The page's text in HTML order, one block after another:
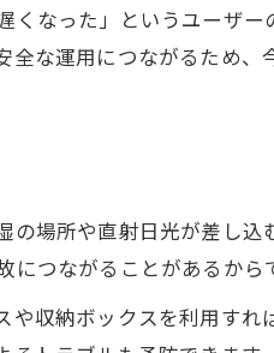
イデア
ント
践法
係
方法
なった」というユーザー
な運用につながるため、
場所や直射日光が差し込
つながることがあるから
収納ボックスを利用すれ